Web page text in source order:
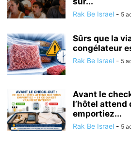
Rak Be Israel - 5
Sûrs que la
congélateur
Rak Be Israel - 5
Avant le
l’hôtel attend
emportiez...
Rak Be Israel - 5